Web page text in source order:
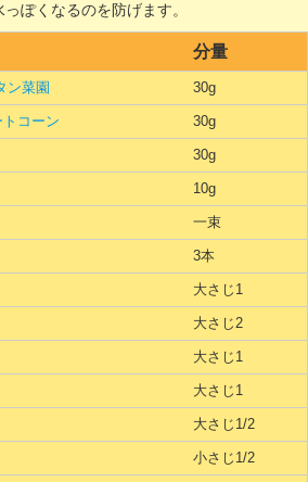
ぽくなるのを防げます。
分量
ン菜園 30g
コーン 30g
30g
10g
一束
3本
大さじ1
大さじ2
大さじ1
大さじ1
大さじ1/2
小さじ1/2